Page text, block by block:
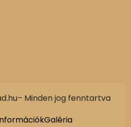
Minden jog fenntartva
GalériaGerman
Slovak